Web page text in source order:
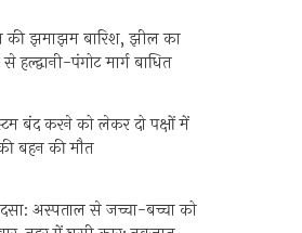
की झमाझम बारिश, झील का
हल्द्वानी-पंगोट मार्ग बाधित
बंद करने को लेकर दो पक्षों में
बहन की मौत
अस्पताल से जच्चा-बच्चा को